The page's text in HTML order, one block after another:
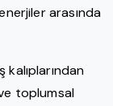
arasında
kalıplarından
toplumsal